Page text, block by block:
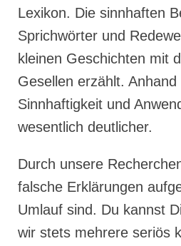
Lexikon. Die sinnhaften
Sprichwörter und
kleinen Geschichten mit
Gesellen erzählt.
Sinnhaftigkeit und
wesentlich deutlicher.
Durch unsere
falsche Erklärungen
Umlauf sind. Du kannst
wir stets mehrere seriös